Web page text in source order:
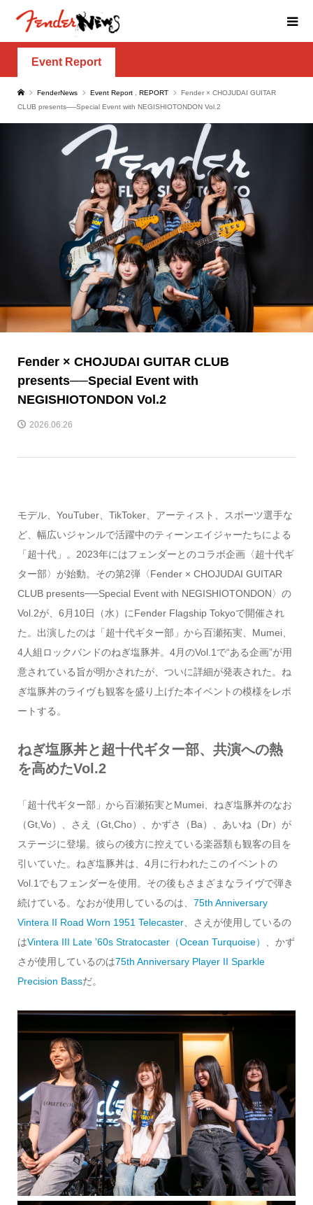
Event Report
FenderNews Event Report REPORT
Fender × CHOJUDAI GUITAR
CLUB presents──Special Event with NEGISHIOTONDON Vol.2
Fender × CHOJUDAI GUITAR CLUB
presents──Special Event with
NEGISHIOTONDON Vol.2
2026.06.26
モデル、YouTuber、TikToker、アーティスト、スポーツ選手な
ど、幅広いジャンルで活躍中のティーンエイジャーたちによる
「超十代」。2023年にはフェンダーとのコラボ企画〈超十代ギ
ター部〉が始動。その第2弾〈Fender × CHOJUDAI GUITAR
CLUB presents──Special Event with NEGISHIOTONDON〉の
Vol.2が、6月10日（水）にFender Flagship Tokyoで開催され
た。出演したのは「超十代ギター部」から百瀬拓実、Mumei、
4人組ロックバンドのねぎ塩豚丼。4月のVol.1で“ある企画”が用
意されている旨が明かされたが、ついに詳細が発表された。ね
ぎ塩豚丼のライヴも観客を盛り上げた本イベントの模様をレポ
ートする。
ねぎ塩豚丼と超十代ギター部、共演への熱
を高めたVol.2
「超十代ギター部」から百瀬拓実とMumei、ねぎ塩豚丼のなお
（Gt,Vo）、さえ（Gt,Cho）、かずさ（Ba）、あいね（Dr）が
ステージに登場。彼らの後方に控えている楽器類も観客の目を
引いていた。ねぎ塩豚丼は、4月に行われたこのイベントの
Vol.1でもフェンダーを使用。その後もさまざまなライヴで弾き
続けている。なおが使用しているのは、 75th Anniversary
Vintera II Road Worn 1951 Telecaster、さえが使用しているの
はVintera III Late ’60s Stratocaster（Ocean Turquoise）
、かず
さが使用しているのは75th Anniversary Player II Sparkle
Precision Bassだ。